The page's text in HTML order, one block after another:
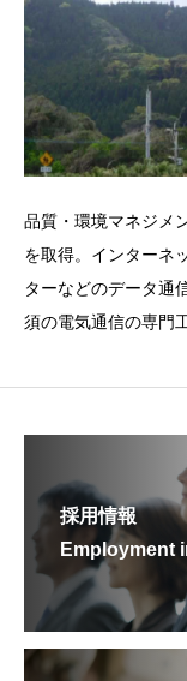
品質・環境マネジメ
を取得。インターネ
ターなどのデータ通
須の電気通信の専門
採用情報
Employment